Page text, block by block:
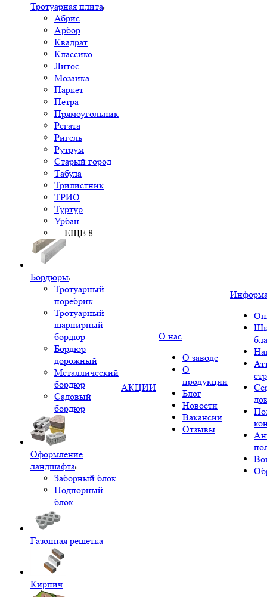
Тротуарная плита
Абрис
Арбор
Квадрат
Классико
Литос
Мозаика
Паркет
Петра
Прямоугольник
Регата
Ригель
Рутрум
Старый город
Табула
Трилистник
ТРИО
Туртур
Урбан
+ ЕЩЕ 8
Бордюры
Тротуарный
поребрик
Тротуарный
шарнирный
бордюр
Бордюр
дорожный
Металлический
бордюр
Садовый
бордюр
Оформление
ландшафта
Заборный блок
Подпорный
блок
Газонная решетка
Кирпич
АКЦИИ
О нас
О заводе
О
продукции
Блог
Новости
Вакансии
Отзывы